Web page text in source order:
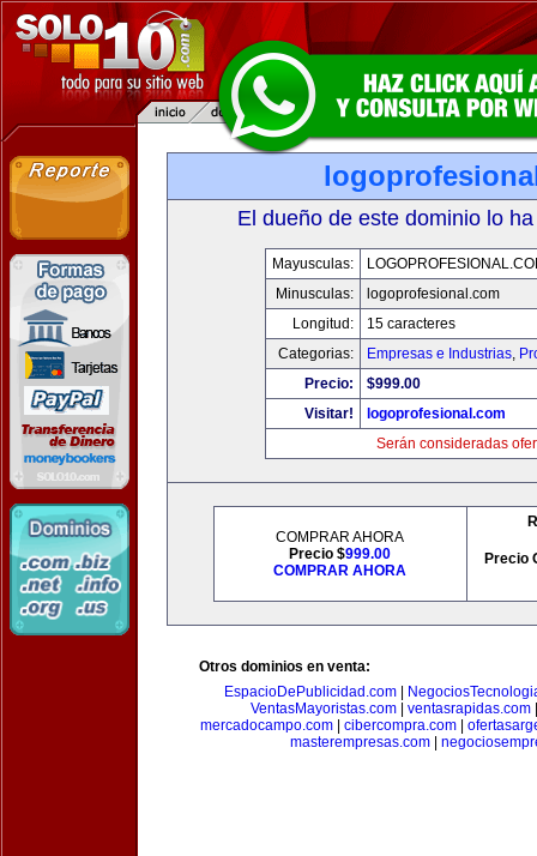
El dueño de este dominio lo
Mayusculas:
Minusculas:
logoprofesional.com
Longitud:
15 caracteres
Categorias:
Empresas e Industrias,
Precio:
$999.00
Visitar!
logoprofesional.com
Serán consideradas
COMPRAR AHORA
Precio $999.00
COMPRAR AHORA
Precio
Otros dominios en venta:
EspacioDePublicidad.com|
VentasMayoristas.com
ventasrapidas.com
mercadocampo.com
cibercompra.com
masterempresas.com|